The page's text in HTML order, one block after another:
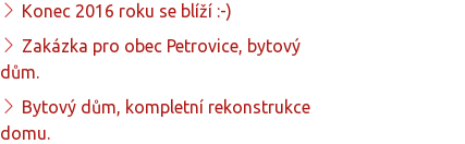
Konec 2016 roku se blíží :-)
Zakázka pro obec Petrovice, bytový
dům.
Bytový dům, kompletní rekonstrukce
domu.